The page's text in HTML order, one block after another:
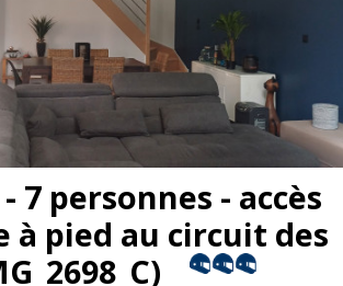
7 personnes - accès
à pied au circuit des
)